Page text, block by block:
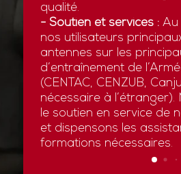
qualité.
- Soutien et services :Au
nos utilisateurs
antennes sur les
d’entraînement de
(CENTAC, CENZUB,
nécessaire à l’étranger).
le soutien en service de
et dispensons les
formations nécessaires.